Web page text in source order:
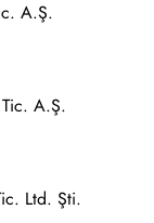
A.Ş.
A.Ş.
Ltd. Şti.